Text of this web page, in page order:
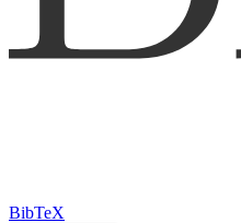
BibTeX